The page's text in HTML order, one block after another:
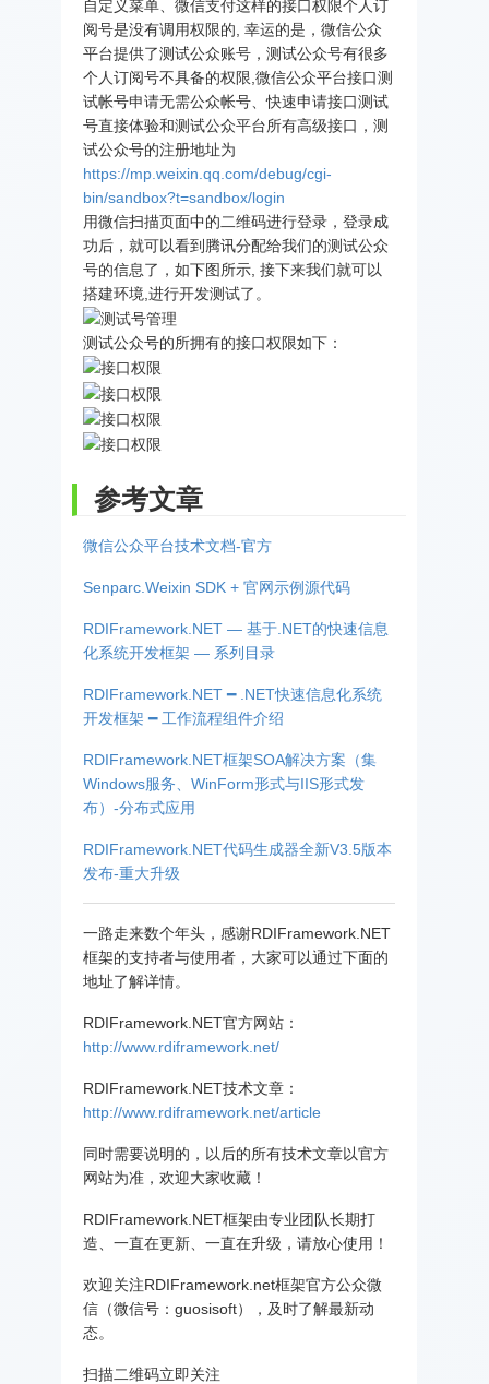
自定义菜单、微信支付这样的接口权限个人订
阅号是没有调用权限的, 幸运的是，微信公众
平台提供了测试公众账号，测试公众号有很多
个人订阅号不具备的权限,微信公众平台接口测
试帐号申请无需公众帐号、快速申请接口测试
号直接体验和测试公众平台所有高级接口，测
试公众号的注册地址为
https://mp.weixin.qq.com/debug/cgi-
bin/sandbox?t=sandbox/login
用微信扫描页面中的二维码进行登录，登录成
功后，就可以看到腾讯分配给我们的测试公众
号的信息了，如下图所示, 接下来我们就可以
搭建环境,进行开发测试了。
测试公众号的所拥有的接口权限如下：
参考文章
微信公众平台技术文档-官方
Senparc.Weixin SDK + 官网示例源代码
RDIFramework.NET — 基于.NET的快速信息
化系统开发框架 — 系列目录
RDIFramework.NET ━ .NET快速信息化系统
开发框架 ━ 工作流程组件介绍
RDIFramework.NET框架SOA解决方案（集
Windows服务、WinForm形式与IIS形式发
布）-分布式应用
RDIFramework.NET代码生成器全新V3.5版本
发布-重大升级
一路走来数个年头，感谢RDIFramework.NET
框架的支持者与使用者，大家可以通过下面的
地址了解详情。
RDIFramework.NET官方网站：
http://www.rdiframework.net/
RDIFramework.NET技术文章：
http://www.rdiframework.net/article
同时需要说明的，以后的所有技术文章以官方
网站为准，欢迎大家收藏！
RDIFramework.NET框架由专业团队长期打
造、一直在更新、一直在升级，请放心使用！
欢迎关注RDIFramework.net框架官方公众微
信（微信号：guosisoft），及时了解最新动
态。
扫描二维码立即关注